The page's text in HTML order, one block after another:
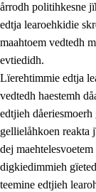
2.3 Vihkeles
2.4 Lïeredh
2.5
2.5.1
2.5.2
2.5.3
årrodh politihkesne
edtja learoehkidie
maahtoem vedtedh
evtiedidh.
Lïerehtimmie edtja
vedtedh haestemh
edtjieh
gellielåhkoen reakta
dej
digkiedimmieh
teemine edtjieh